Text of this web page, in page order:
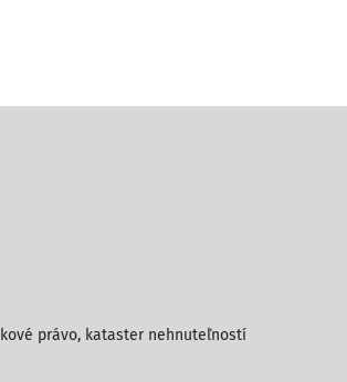
právo, kataster nehnuteľností